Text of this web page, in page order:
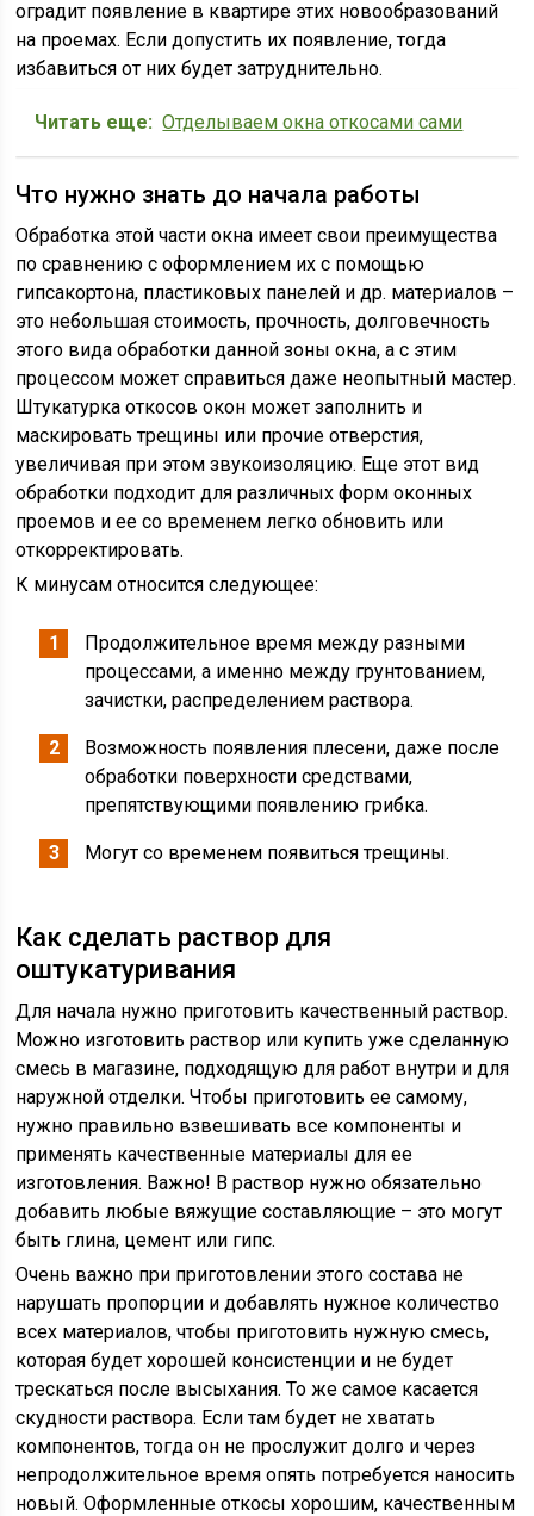
оградит появление в квартире этих новообразований
на проемах. Если допустить их появление, тогда
избавиться от них будет затруднительно.
Читать еще: Отделываем окна откосами сами
Что нужно знать до начала работы
Обработка этой части окна имеет свои преимущества
по сравнению с оформлением их с помощью
гипсакортона, пластиковых панелей и др. материалов –
это небольшая стоимость, прочность, долговечность
этого вида обработки данной зоны окна, а с этим
процессом может справиться даже неопытный мастер.
Штукатурка откосов окон может заполнить и
маскировать трещины или прочие отверстия,
увеличивая при этом звукоизоляцию. Еще этот вид
обработки подходит для различных форм оконных
проемов и ее со временем легко обновить или
откорректировать.
К минусам относится следующее:
Продолжительное время между разными
процессами, а именно между грунтованием,
зачистки, распределением раствора.
Возможность появления плесени, даже после
обработки поверхности средствами,
препятствующими появлению грибка.
Могут со временем появиться трещины.
Как сделать раствор для
оштукатуривания
Для начала нужно приготовить качественный раствор.
Можно изготовить раствор или купить уже сделанную
смесь в магазине, подходящую для работ внутри и для
наружной отделки. Чтобы приготовить ее самому,
нужно правильно взвешивать все компоненты и
применять качественные материалы для ее
изготовления. Важно! В раствор нужно обязательно
добавить любые вяжущие составляющие – это могут
быть глина, цемент или гипс.
Очень важно при приготовлении этого состава не
нарушать пропорции и добавлять нужное количество
всех материалов, чтобы приготовить нужную смесь,
которая будет хорошей консистенции и не будет
трескаться после высыхания. То же самое касается
скудности раствора. Если там будет не хватать
компонентов, тогда он не прослужит долго и через
непродолжительное время опять потребуется наносить
новый. Оформленные откосы хорошим, качественным